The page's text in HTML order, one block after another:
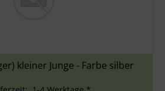
kleiner Junge - Farbe silber